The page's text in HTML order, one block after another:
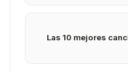
Las 10 mejores